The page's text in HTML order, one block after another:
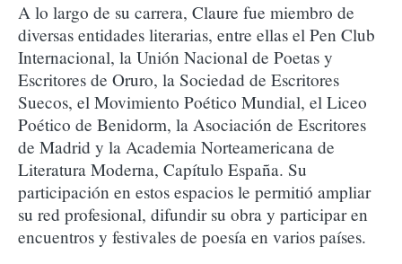
A lo largo de su carrera, Claure fue miembro de
diversas entidades literarias, entre ellas el Pen Club
Internacional, la Unión Nacional de Poetas y
Escritores de Oruro, la Sociedad de Escritores
Suecos, el Movimiento Poético Mundial, el Liceo
Poético de Benidorm, la Asociación de Escritores
de Madrid y la Academia Norteamericana de
Literatura Moderna, Capítulo España. Su
participación en estos espacios le permitió ampliar
su red profesional, difundir su obra y participar en
encuentros y festivales de poesía en varios países.